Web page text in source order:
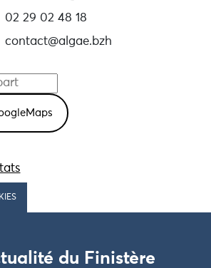
02 29 02 48 18
contact@algae.bzh
du Finistère